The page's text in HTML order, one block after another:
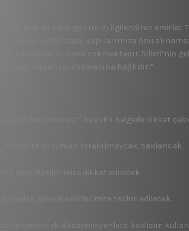
toplantıda karargahımızı ilgilendiren emirler.
T. E. Devam eden dava, yapılarımıza önü
daha zor duruma sokmaktadır. Silivri’nin
başarıya ulaşmasına bağlıdır.”
belirlenmesi’’ başlıklı belgede dikkat
ortalıkta doküman bırakılmaycak, saklancak.
olan ilişkilerimize dikkat edilecek
görevli amirlerimize teslim edilecek.
Akademisyenlere kod isim